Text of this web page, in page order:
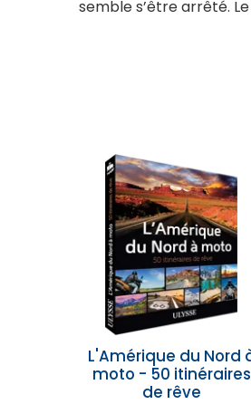
semble s’être arrêté.
L'Amérique du Nord
moto - 50 itinéraires
de rêve